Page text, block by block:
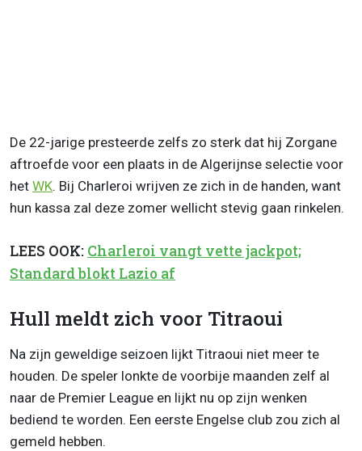
De 22-jarige presteerde zelfs zo sterk dat hij Zorgane
aftroefde voor een plaats in de Algerijnse selectie voor
het WK. Bij Charleroi wrijven ze zich in de handen, want
hun kassa zal deze zomer wellicht stevig gaan rinkelen.
LEES OOK: Charleroi vangt vette jackpot;
Standard blokt Lazio af
Hull meldt zich voor Titraoui
Na zijn geweldige seizoen lijkt Titraoui niet meer te
houden. De speler lonkte de voorbije maanden zelf al
naar de Premier League en lijkt nu op zijn wenken
bediend te worden. Een eerste Engelse club zou zich al
gemeld hebben.